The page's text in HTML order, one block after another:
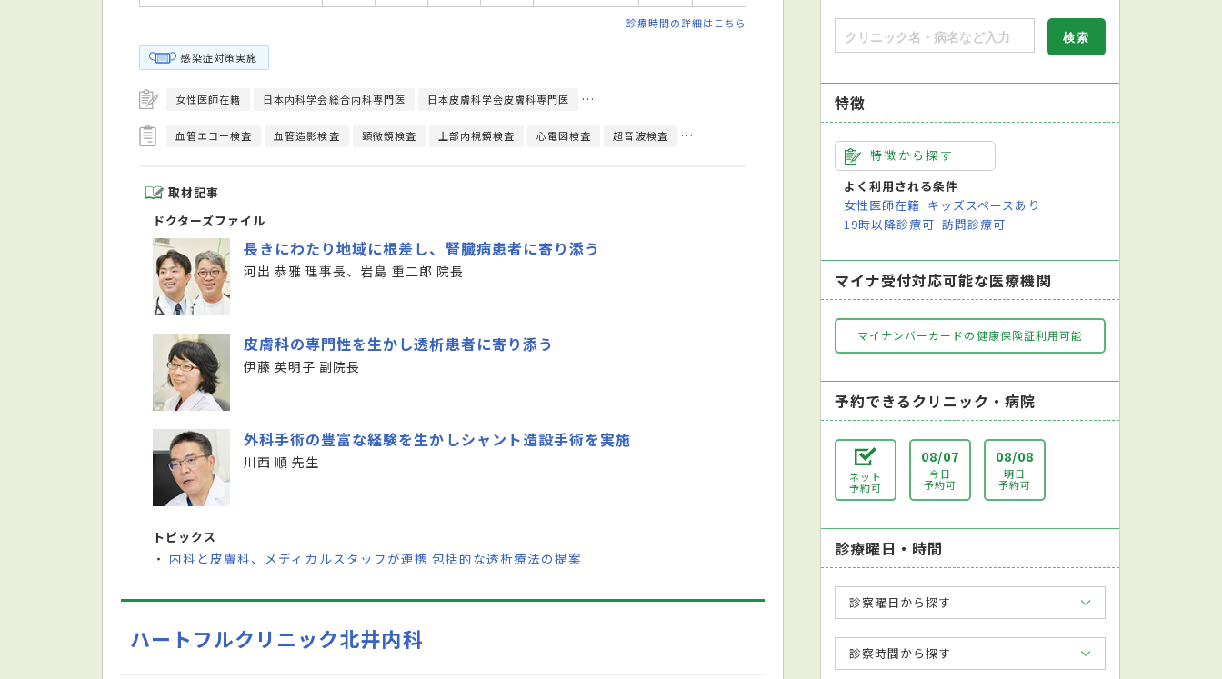
診療時間の詳細はこちら
感染症対策実施
女性医師在籍 日本内科学会総合内科専門医 日本皮膚科学会皮膚科専門医 日本循環器学会循環器専門医 日本透析医学会透析専門医
血管エコー検査 血管造影検査 顕微鏡検査 上部内視鏡検査 心電図検査 超音波検査 透析療法
取材記事
ドクターズファイル
長きにわたり地域に根差し、腎臓病患者に寄り添う
河出 恭雅 理事長、岩島 重二郎 院長
皮膚科の専門性を生かし透析患者に寄り添う
伊藤 英明子 副院長
外科手術の豊富な経験を生かしシャント造設手術を実施
川西 順 先生
トピックス
・ 内科と皮膚科、メディカルスタッフが連携 包括的な透析療法の提案
ハートフルクリニック北井内科
特徴
特徴から探す
よく利用される条件
女性医師在籍 キッズスペースあり
19時以降診療可 訪問診療可
マイナ受付対応可能な医療機関
マイナンバーカードの健康保険証利用可能
予約できるクリニック・病院
ネット
予約可
08/07
今日
予約可
08/08
明日
予約可
診療曜日・時間
診察曜日から探す
診察時間から探す